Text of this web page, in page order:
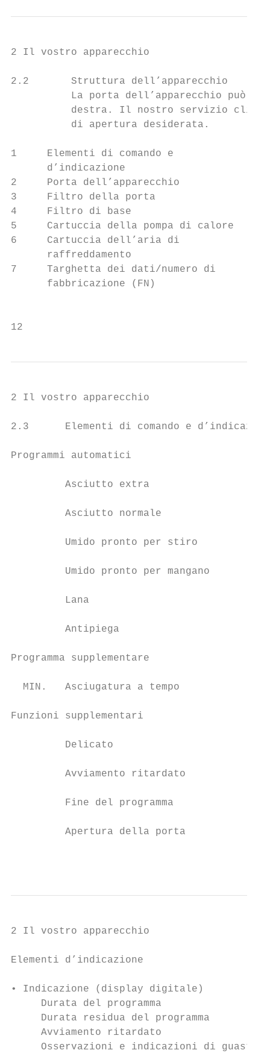
2 Il vostro apparecchio
2.2       Struttura dell’apparecchio
La porta dell’apparecchio può
destra. Il nostro servizio
          di apertura desiderata.
1     Elementi di comando e
      d’indicazione
2     Porta dell’apparecchio
3     Filtro della porta
4     Filtro di base
5     Cartuccia della pompa di calore
6     Cartuccia dell’aria di
      raffreddamento
7     Targhetta dei dati/numero di
fabbricazione (FN)
12
2 Il vostro apparecchio
2.3      Elementi di comando e
Programmi automatici
         Asciutto extra
         Asciutto normale
         Umido pronto per stiro
         Umido pronto per mangano
         Lana
         Antipiega
Programma supplementare
  MIN.   Asciugatura a tempo
Funzioni supplementari
         Delicato
         Avviamento ritardato
         Fine del programma
         Apertura della porta
2 Il vostro apparecchio
Elementi d’indicazione
• Indicazione (display digitale)
     Durata del programma
     Durata residua del programma
     Avviamento ritardato
     Osservazioni e indicazioni di guasto